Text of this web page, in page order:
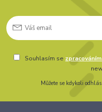
Souhlasím se
Můžete se kdykoli